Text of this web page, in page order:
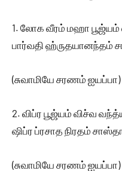
1. லோக வீரம் மஹா பூஜ்யம்
பார்வதி ஹ்ருதயானந்தம்
(சுவாமியே சரணம் ஐயப்பா)
2. விப்ர பூஜ்யம் விச்வ
ஷிப்ர ப்ரசாத நிரதம்
(சுவாமியே சரணம் ஐயப்பா)